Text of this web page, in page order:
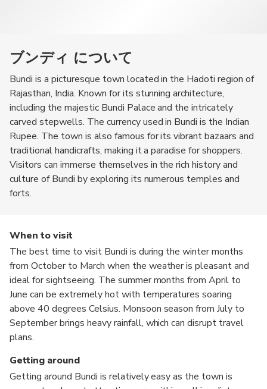
ブンディ について
Bundi is a picturesque town located in the Hadoti region of
Rajasthan, India. Known for its stunning architecture,
including the majestic Bundi Palace and the intricately
carved stepwells. The currency used in Bundi is the Indian
Rupee. The town is also famous for its vibrant bazaars and
traditional handicrafts, making it a paradise for shoppers.
Visitors can immerse themselves in the rich history and
culture of Bundi by exploring its numerous temples and
forts.
When to visit
The best time to visit Bundi is during the winter months
from October to March when the weather is pleasant and
ideal for sightseeing. The summer months from April to
June can be extremely hot with temperatures soaring
above 40 degrees Celsius. Monsoon season from July to
September brings heavy rainfall, which can disrupt travel
plans.
Getting around
Getting around Bundi is relatively easy as the town is